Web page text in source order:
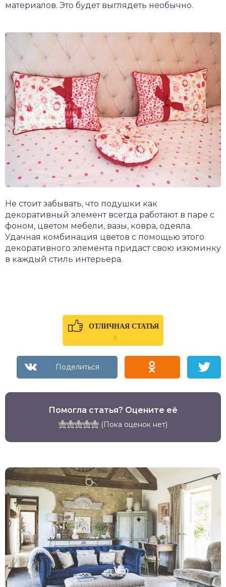
материалов. Это будет выглядеть необычно.
Не стоит забывать, что подушки как
декоративный элемент всегда работают в паре с
фоном, цветом мебели, вазы, ковра, одеяла.
Удачная комбинация цветов с помощью этого
декоративного элемента придаст свою изюминку
в каждый стиль интерьера.
ОТЛИЧНАЯ СТАТЬЯ
0
Помогла статья? Оцените её
(Пока оценок нет)